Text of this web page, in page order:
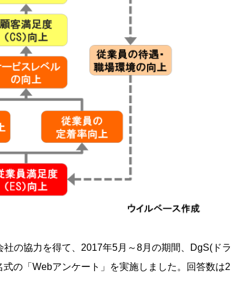
の協力を得て、2017年5月～8月の期間、DgS(ドラ
の「Webアンケート」を実施しました。回答数は2